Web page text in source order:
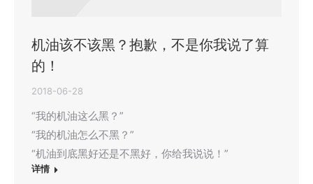
机油该不该黑？抱歉，不是你我说了算
的！
2018-06-28
“我的机油这么黑？”
“我的机油怎么不黑？”
“机油到底黑好还是不黑好，你给我说说！”
详情